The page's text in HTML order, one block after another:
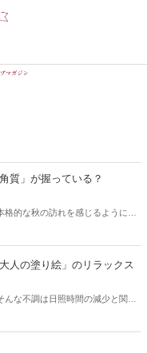
質」が握っている？
的な秋の訪れを感じるようにな
す。今のうちに夏の疲れを癒や
識しましょう！
人の塗り絵」のリラックス
な不調は日照時間の減少と関係
が知られています。1日の最後に